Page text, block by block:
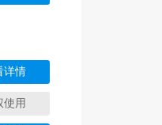
详情
使用